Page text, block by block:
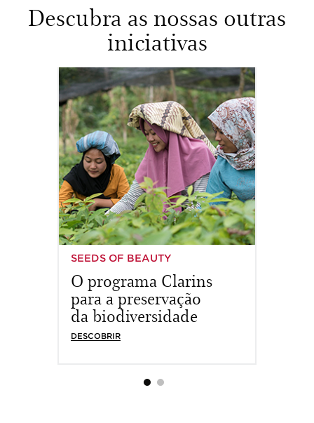
Descubra as nossas outras
iniciativas
SEEDS OF BEAUTY
O programa Clarins
para a preservação
da biodiversidade
DESCOBRIR